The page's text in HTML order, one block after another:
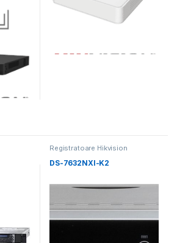
Registratoare Hikvision
DS-7632NXI-K2